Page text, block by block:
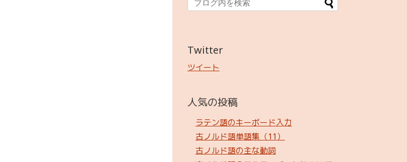
Twitter
ツイート
人気の投稿
ラテン語のキーボード入力
古ノルド語単語集（11）
古ノルド語の主な動詞